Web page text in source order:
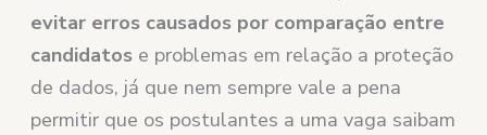
evitar erros causados por comparação entre
candidatos e problemas em relação a proteção
de dados, já que nem sempre vale a pena
permitir que os postulantes a uma vaga saibam